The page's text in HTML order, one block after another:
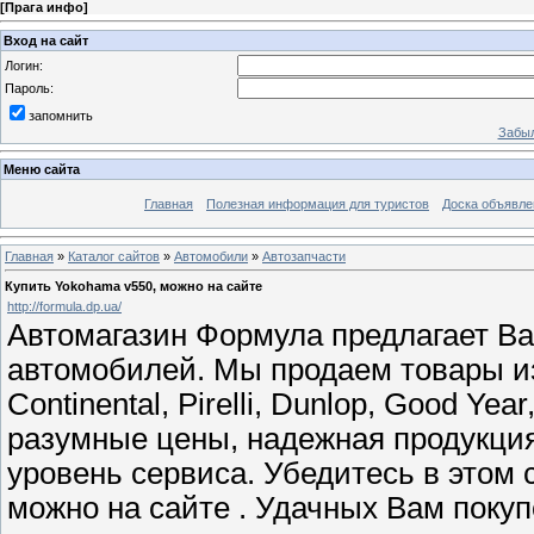
[Прага инфо]
Вход на сайт
Логин:
Пароль:
запомнить
Меню сайта
Главная Полезная информация для туристов Доска
Главная » Каталог сайтов » Автомобили » Автозапчасти
Купить Yokohama v550, можно на сайте
http://formula.dp.ua/
Автомагазин Формула предлагает
автомобилей. Мы продаем товары
Continental, Pirelli, Dunlop, Good
разумные цены, надежная
уровень сервиса. Убедитесь в
можно на сайте . Удачных Вам